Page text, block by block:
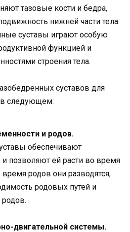
тазовые кости и бедра,
нижней части тела.
суставы играют особую
функцией и
строения тела.
суставов для
следующем:
и родов.
обеспечивают
позволяют ей расти во время
родов они разводятся,
родовых путей и
родов.
двигательной системы.